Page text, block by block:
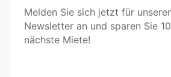
Melden Sie sich jetzt für
Newsletter an und sparen Sie
nächste Miete!